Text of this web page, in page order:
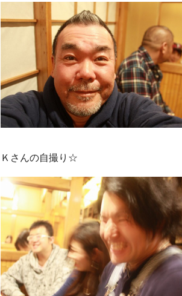
Ｋさんの自撮り☆